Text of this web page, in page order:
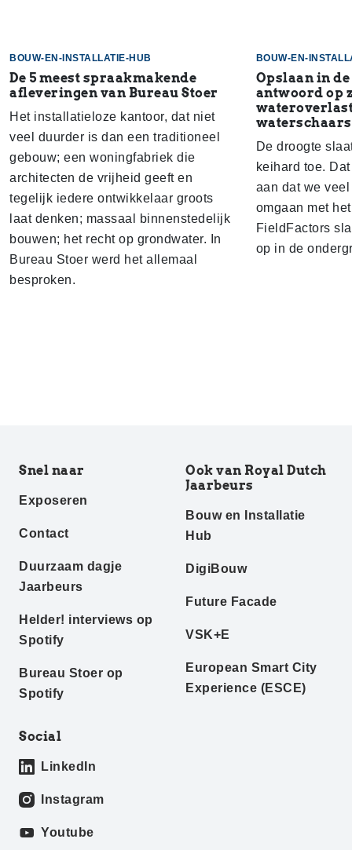
BOUW-EN-INSTALLATIE-HUB
De 5 meest spraakmakende
afleveringen van Bureau Stoer
Het installatieloze kantoor, dat niet
veel duurder is dan een traditioneel
gebouw; een woningfabriek die
architecten de vrijheid geeft en
tegelijk iedere ontwikkelaar groots
laat denken; massaal binnenstedelijk
bouwen; het recht op grondwater. In
Bureau Stoer werd het allemaal
besproken.
BOUW-EN-
Opslaan in
antwoord op
De droogte
keihard toe.
aan dat we
omgaan met
FieldFactors
op in de
Snel naar
Exposeren
Contact
Duurzaam dagje
Jaarbeurs
Helder! interviews op
Spotify
Bureau Stoer op
Spotify
Ook van Royal Dutch
Jaarbeurs
Bouw en Installatie
Hub
DigiBouw
Future Facade
VSK+E
European Smart City
Experience (ESCE)
Social
LinkedIn
Instagram
Youtube